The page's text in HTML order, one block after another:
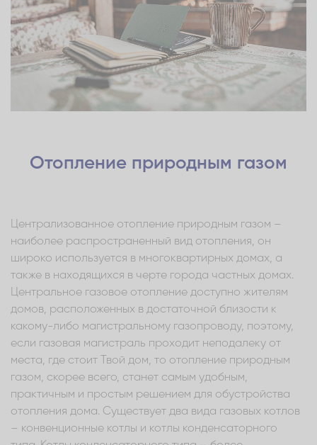
Отопление природным газом
Централизованное отопление природным газом –
наиболее распространенный вид отопления, он
широко используется в многоквартирных домах, а
также в находящихся в черте города частных домах.
Центральное газовое отопление доступно жителям
домов, расположенных в достаточной близости к
какому-либо магистральному газопроводу, поэтому,
если газовая магистраль проходит неподалеку от
места, где стоит Твой дом, то отопление природным
газом, скорее всего, станет самым удобным,
практичным и простым решением для обустройства
отопления дома. Существует два вида газовых котлов
– конвенционные котлы и котлы конденсаторного